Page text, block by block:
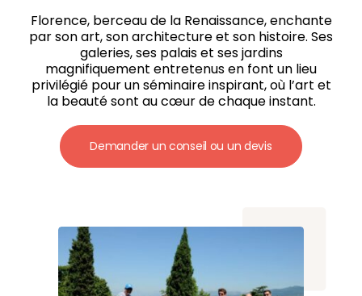
Florence, berceau de la Renaissance, enchante
par son art, son architecture et son histoire. Ses
galeries, ses palais et ses jardins
magnifiquement entretenus en font un lieu
privilégié pour un séminaire inspirant, où l’art et
la beauté sont au cœur de chaque instant.
Demander un conseil ou un devis